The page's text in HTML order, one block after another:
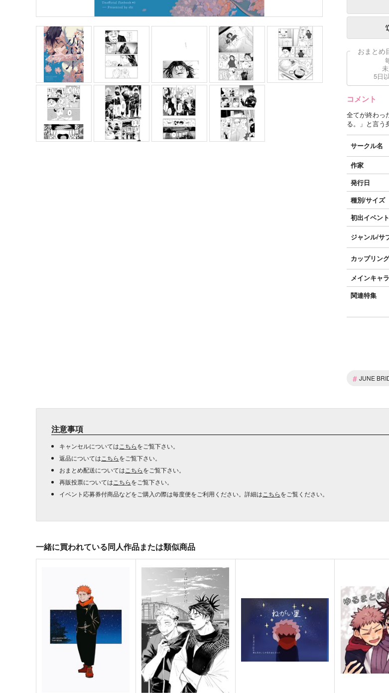
おまとめ
5日
コメント
全てが終わっ
る。」と言う
サークル名
作家
発行日
種別/サイズ
初出イベント
ジャンル/サ
カップリング
メインキャラ
関連特集
# JUNE
注意事項
キャンセルについては こちらをご覧下さい。
返品については こちらをご覧下さい。
おまとめ配送については こちらをご覧下さい。
再販投票については こちらをご覧下さい。
イベント応募券付商品などをご購入の際は毎度便をご利用ください。詳細は こちらをご覧ください。
一緒に買われている同人作品または類似商品